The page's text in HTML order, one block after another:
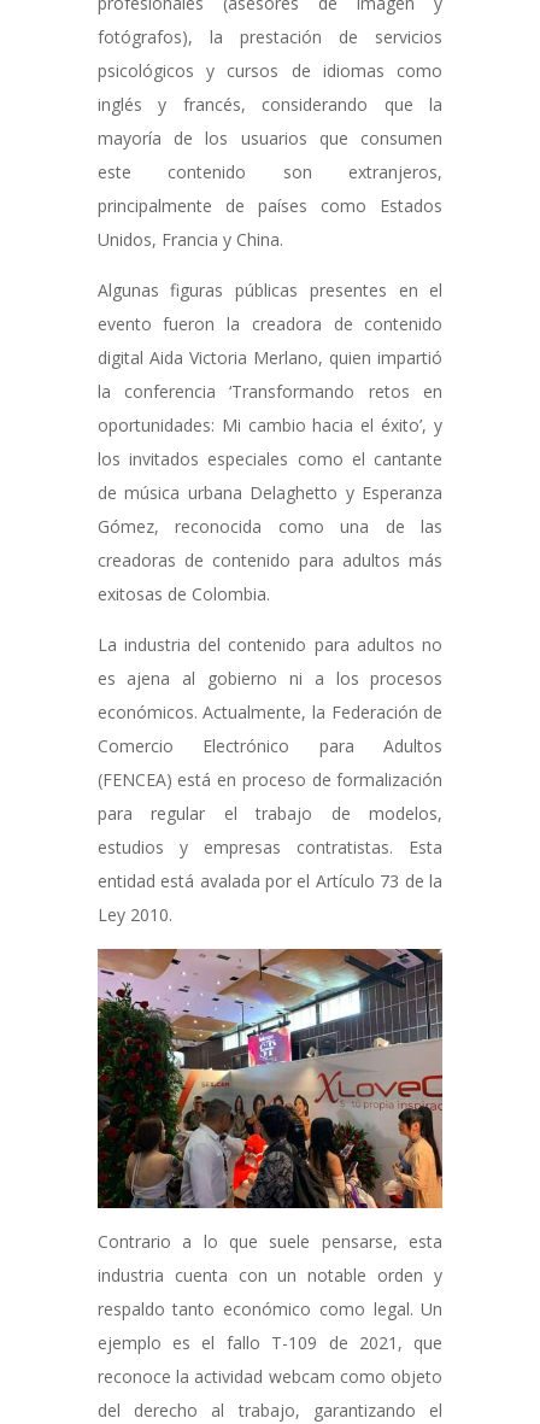
fotógrafos), la prestación de servicios
psicológicos y cursos de idiomas como
inglés y francés, considerando que la
mayoría de los usuarios que consumen
este contenido son extranjeros,
principalmente de países como Estados
Unidos, Francia y China.
Algunas figuras públicas presentes en el
evento fueron la creadora de contenido
digital Aida Victoria Merlano, quien impartió
la conferencia ‘Transformando retos en
oportunidades: Mi cambio hacia el éxito’, y
los invitados especiales como el cantante
de música urbana Delaghetto y Esperanza
Gómez, reconocida como una de las
creadoras de contenido para adultos más
exitosas de Colombia.
La industria del contenido para adultos no
es ajena al gobierno ni a los procesos
económicos. Actualmente, la Federación de
Comercio Electrónico para Adultos
(FENCEA) está en proceso de formalización
para regular el trabajo de modelos,
estudios y empresas contratistas. Esta
entidad está avalada por el Artículo 73 de la
Ley 2010.
Contrario a lo que suele pensarse, esta
industria cuenta con un notable orden y
respaldo tanto económico como legal. Un
ejemplo es el fallo T-109 de 2021, que
reconoce la actividad webcam como objeto
del derecho al trabajo, garantizando el